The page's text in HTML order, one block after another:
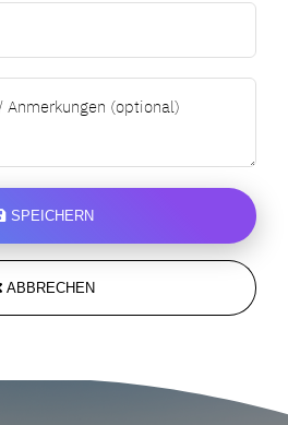
SPEICHERN
ABBRECHEN